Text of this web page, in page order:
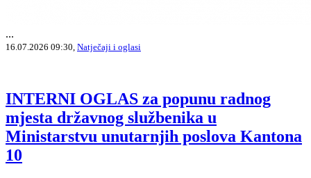
...
16.07.2026 09:30, Natječaji i oglasi
INTERNI OGLAS za popunu radnog
mjesta državnog službenika u
Ministarstvu unutarnjih poslova Kantona
10